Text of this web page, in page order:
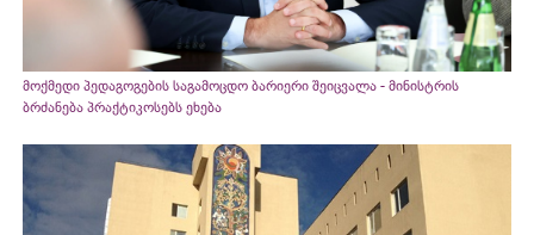
მოქმედი პედაგოგების საგამოცდო ბარიერი შეიცვალა - მინისტრის
ბრძანება პრაქტიკოსებს ეხება